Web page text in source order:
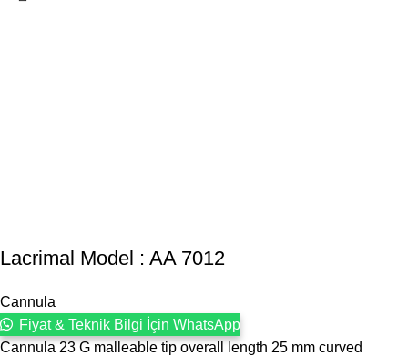
Lacrimal Model : AA 7012
Cannula
Fiyat & Teknik Bilgi İçin WhatsApp
Cannula 23 G malleable tip overall length 25 mm curved